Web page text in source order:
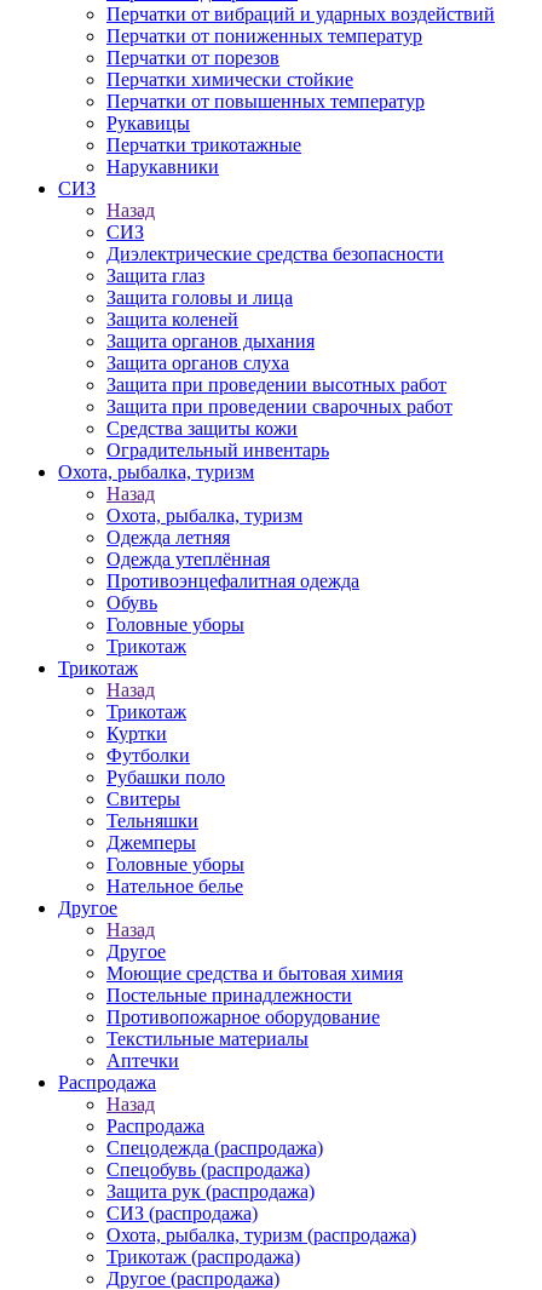
Перчатки от вибраций и ударных воздействий
Перчатки от пониженных температур
Перчатки от порезов
Перчатки химически стойкие
Перчатки от повышенных температур
Рукавицы
Перчатки трикотажные
Нарукавники
СИЗ
Назад
СИЗ
Диэлектрические средства безопасности
Защита глаз
Защита головы и лица
Защита коленей
Защита органов дыхания
Защита органов слуха
Защита при проведении высотных работ
Защита при проведении сварочных работ
Средства защиты кожи
Оградительный инвентарь
Охота, рыбалка, туризм
Назад
Охота, рыбалка, туризм
Одежда летняя
Одежда утеплённая
Противоэнцефалитная одежда
Обувь
Головные уборы
Трикотаж
Трикотаж
Назад
Трикотаж
Куртки
Футболки
Рубашки поло
Свитеры
Тельняшки
Джемперы
Головные уборы
Нательное белье
Другое
Назад
Другое
Моющие средства и бытовая химия
Постельные принадлежности
Противопожарное оборудование
Текстильные материалы
Аптечки
Распродажа
Назад
Распродажа
Спецодежда (распродажа)
Спецобувь (распродажа)
Защита рук (распродажа)
СИЗ (распродажа)
Охота, рыбалка, туризм (распродажа)
Трикотаж (распродажа)
Другое (распродажа)